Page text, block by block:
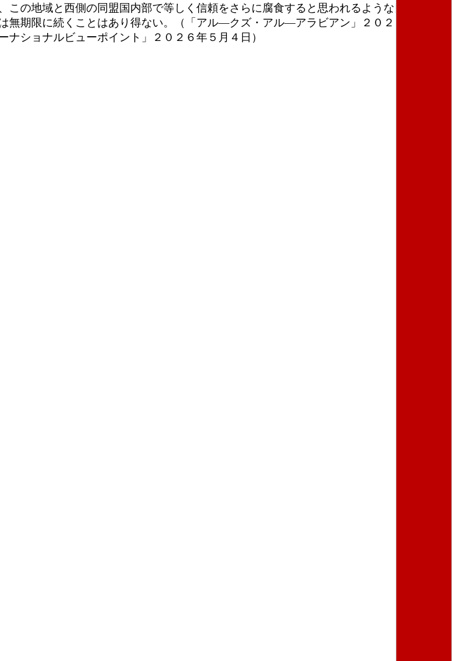
の地域と西側の同盟国内部で等しく信頼をさらに腐食すると思われるような口実の下
期限に続くことはあり得ない。（「アル―クズ・アル―アラビアン」２０２６年４月
ショナルビューポイント」２０２６年５月４日）